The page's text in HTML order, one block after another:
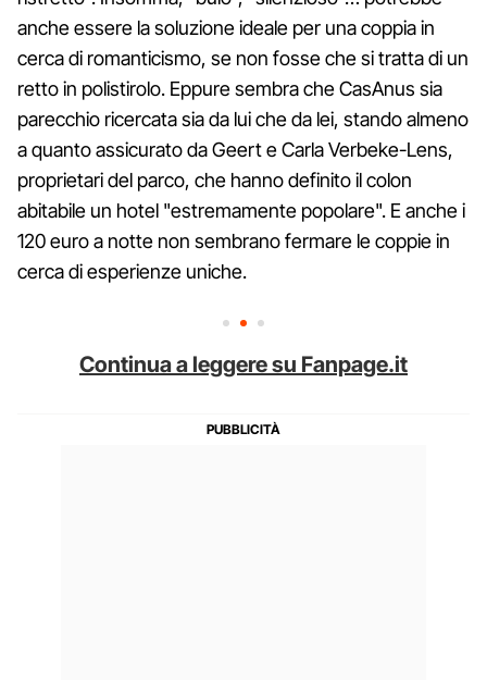
anche essere la soluzione ideale per una coppia in
cerca di romanticismo, se non fosse che si tratta di un
retto in polistirolo. Eppure sembra che CasAnus sia
parecchio ricercata sia da lui che da lei, stando almeno
a quanto assicurato da Geert e Carla Verbeke-Lens,
proprietari del parco, che hanno definito il colon
abitabile un hotel "estremamente popolare". E anche i
120 euro a notte non sembrano fermare le coppie in
cerca di esperienze uniche.
Continua a leggere su Fanpage.it